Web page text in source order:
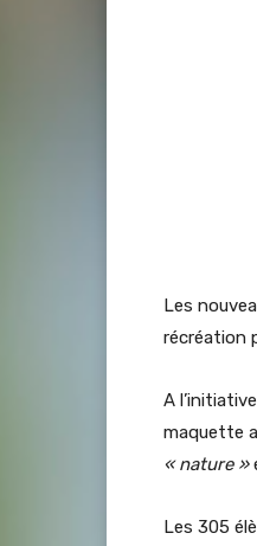
Les
récréation
A
maquette
« nature »
Les 305